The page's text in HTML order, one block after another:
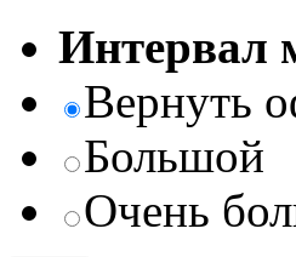
Интервал
Вернуть
Большой
Очень